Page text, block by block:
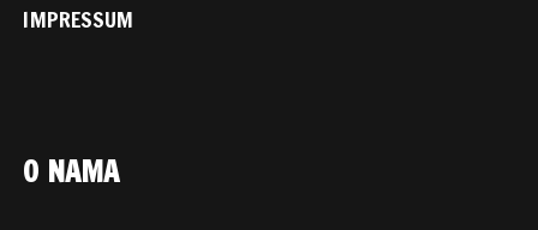
IMPRESSUM
O NAMA